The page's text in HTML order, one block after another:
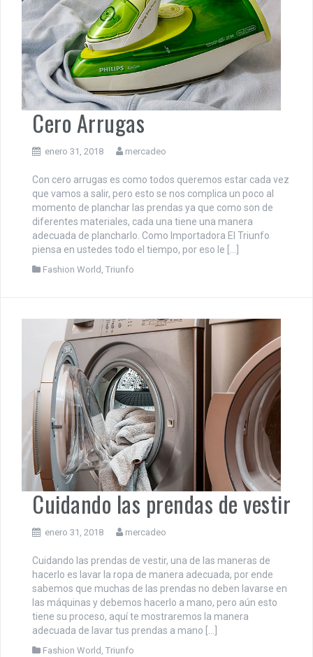
Mira Las Diferentes Opciones Que Tienes Si Eres Una Chica Con
Curvas
Cero Arrugas
enero 31, 2018 mercadeo
Con cero arrugas es como todos queremos estar cada vez
que vamos a salir, pero esto se nos complica un poco al
momento de planchar las prendas ya que como son de
diferentes materiales, cada una tiene una manera
adecuada de plancharlo. Como Importadora El Triunfo
piensa en ustedes todo el tiempo, por eso le […]
Fashion World , Triunfo
Cuidando las prendas de vestir
enero 31, 2018 mercadeo
Cuidando las prendas de vestir, una de las maneras de
hacerlo es lavar la ropa de manera adecuada, por ende
sabemos que muchas de las prendas no deben lavarse en
las máquinas y debemos hacerlo a mano, pero aún esto
tiene su proceso, aquí te mostraremos la manera
adecuada de lavar tus prendas a mano […]
Fashion World , Triunfo